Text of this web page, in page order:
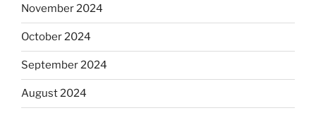
November 2024
October 2024
September 2024
August 2024